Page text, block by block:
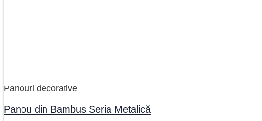
Panouri decorative
Panou din Bambus Seria Metalică